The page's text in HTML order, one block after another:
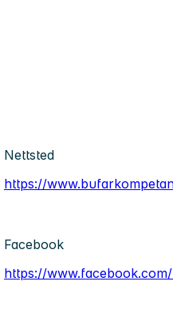
Nettsted
https://
Facebook
https://